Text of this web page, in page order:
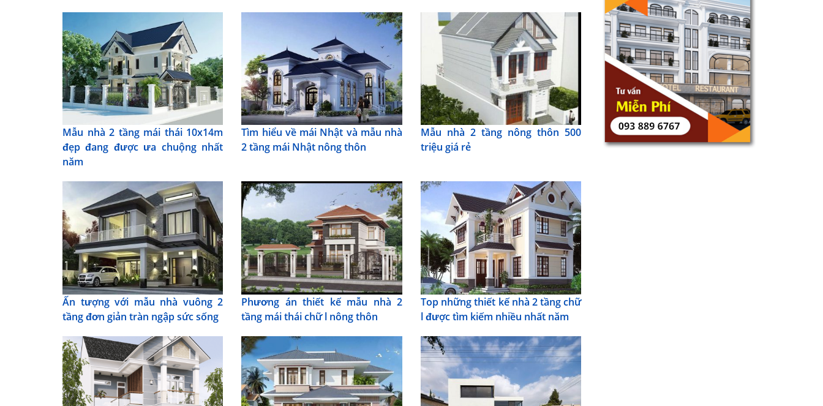
Mẫu nhà 2 tầng mái thái 10x14m
đẹp đang được ưa chuộng nhất
năm
Tìm hiểu về mái Nhật và mẫu nhà
2 tầng mái Nhật nông thôn
Mẫu nhà 2 tầng nông thôn 500
triệu giá rẻ
Ấn tượng với mẫu nhà vuông 2
tầng đơn giản tràn ngập sức sống
Phương án thiết kế mẫu nhà 2
tầng mái thái chữ l nông thôn
Top những thiết kế nhà 2 tầng chữ
l được tìm kiếm nhiều nhất năm